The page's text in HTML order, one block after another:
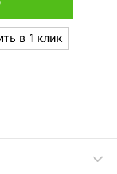
в 1 клик